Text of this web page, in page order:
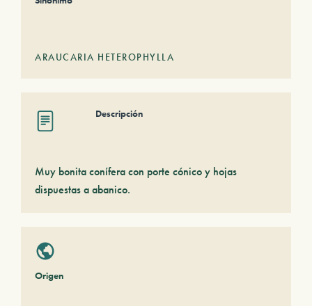
ARAUCARIA HETEROPHYLLA
Descripción
Muy bonita conífera con porte cónico y hojas
dispuestas a abanico.
Origen